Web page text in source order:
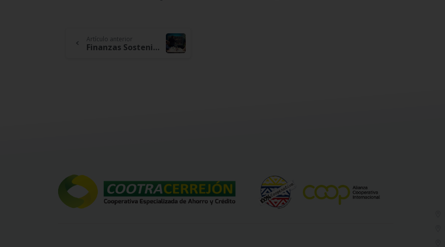
Continue
Artículo anterior
Finanzas Sostenibles: Estrategias para Invertir con Responsabilidad y Rentabilidad